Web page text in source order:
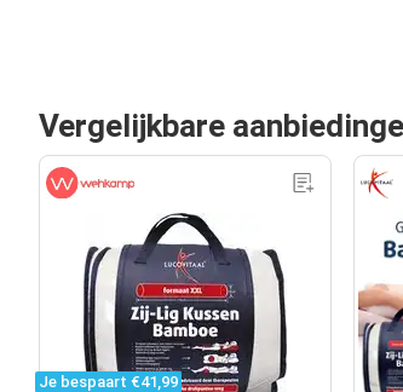
Vergelijkbare
Je bespaart €41,99